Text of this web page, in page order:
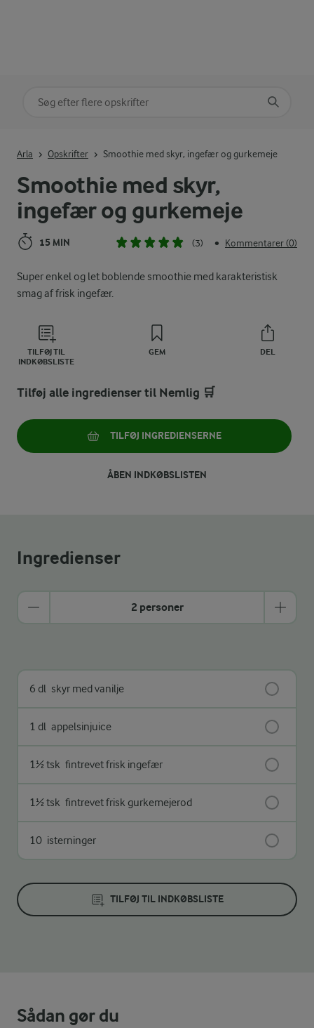
Smoothie med skyr,
ingefær og gurkemeje
15 MIN (3) • Kommentarer (0)
Super enkel og let boblende smoothie med karakteristisk
smag af frisk ingefær.
TILFØJ TIL
INDKØBSLISTE
GEM DEL
Arla Opskrifter Smoothie med skyr, ingefær og gurkemeje
Tilføj alle ingredienser til Nemlig 🛒
TILFØJ INGREDIENSERNE
ÅBEN INDKØBSLISTEN
Ingredienser
2 personer
6 dl skyr med vanilje
1 dl appelsinjuice
1½ tsk fintrevet frisk ingefær
1½ tsk fintrevet frisk gurkemejerod
10 isterninger
TILFØJ TIL INDKØBSLISTE
Sådan gør du
Søg på kategori